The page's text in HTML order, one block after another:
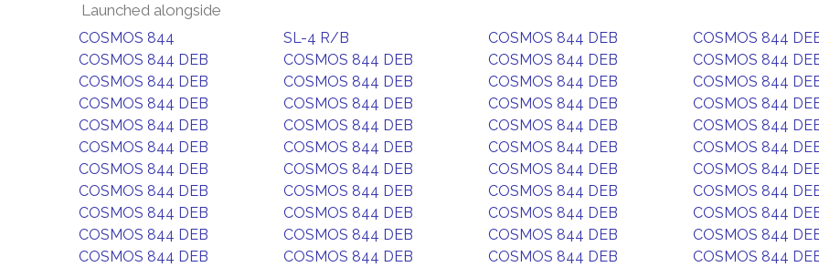
Launched alongside
COSMOS 844 SL-4 R/B COSMOS 844 DEB
COSMOS 844
COSMOS 844 DEB
COSMOS 844 DEB COSMOS 844 DEB
COSMOS 844
COSMOS 844 DEB
COSMOS 844 DEB COSMOS 844 DEB
COSMOS 844
COSMOS 844 DEB
COSMOS 844 DEB COSMOS 844 DEB
COSMOS 844
COSMOS 844 DEB
COSMOS 844 DEB COSMOS 844 DEB
COSMOS 844
COSMOS 844 DEB
COSMOS 844 DEB COSMOS 844 DEB
COSMOS 844
COSMOS 844 DEB
COSMOS 844 DEB COSMOS 844 DEB
COSMOS 844
COSMOS 844 DEB
COSMOS 844 DEB COSMOS 844 DEB
COSMOS 844
COSMOS 844 DEB
COSMOS 844 DEB COSMOS 844 DEB
COSMOS 844
COSMOS 844 DEB
COSMOS 844 DEB COSMOS 844 DEB
COSMOS 844
COSMOS 844 DEB
COSMOS 844 DEB COSMOS 844 DEB
COSMOS 844